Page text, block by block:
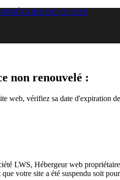
DE CE SITE
non renouvelé :
web, vérifiez sa date d'expiration
LWS, Hébergeur web
que votre site a été suspendu soit